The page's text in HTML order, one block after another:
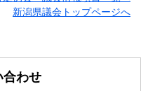
新潟県議会トップページへ
合わせ